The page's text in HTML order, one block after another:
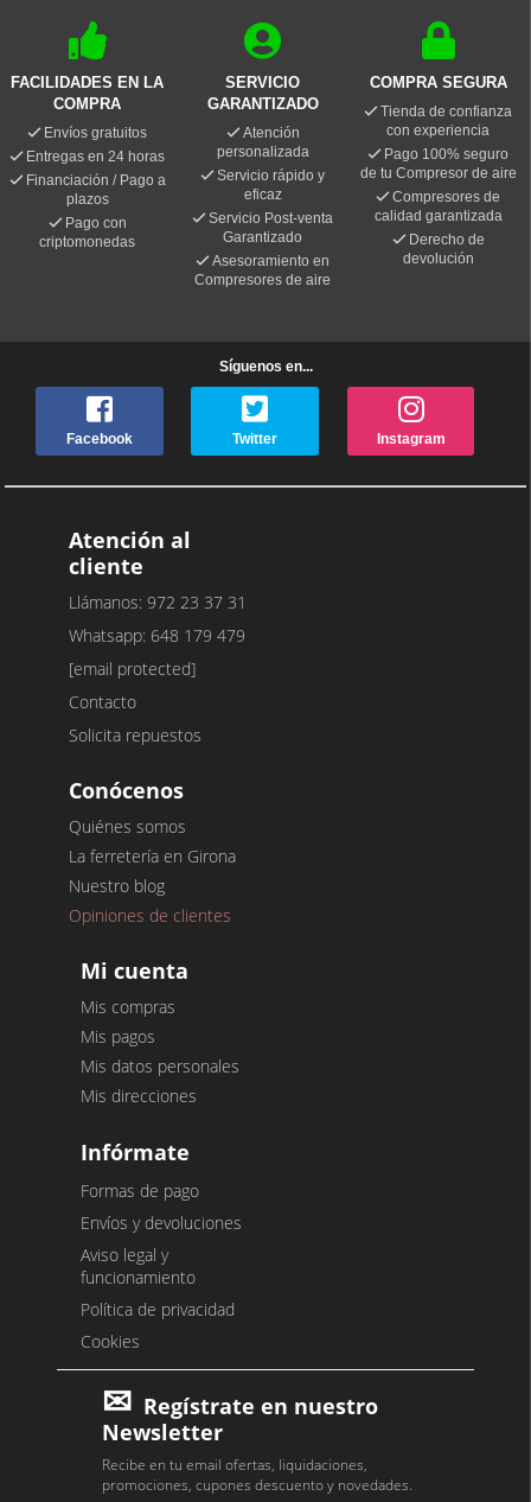
FACILIDADES EN LA
COMPRA
Envíos gratuitos
Entregas en 24 horas
Financiación / Pago a
plazos
Pago con
criptomonedas
SERVICIO
GARANTIZADO
Atención
personalizada
Servicio rápido y
eficaz
Servicio Post-venta
Garantizado
Asesoramiento en
Compresores de aire
COMPRA SEGURA
Tienda de confianza
con experiencia
Pago 100% seguro
de tu Compresor de aire
Compresores de
calidad garantizada
Derecho de
devolución
Síguenos en...
Facebook Twitter Instagram
Atención al
cliente
Llámanos: 972 23 37 31
Whatsapp: 648 179 479
[email protected]
Contacto
Solicita repuestos
Conócenos
Quiénes somos
La ferretería en Girona
Nuestro blog
Opiniones de clientes
Mi cuenta
Mis compras
Mis pagos
Mis datos personales
Mis direcciones
Infórmate
Formas de pago
Envíos y devoluciones
Aviso legal y
funcionamiento
Política de privacidad
Cookies
Regístrate en nuestro
Newsletter
Recibe en tu email ofertas, liquidaciones,
promociones, cupones descuento y novedades.